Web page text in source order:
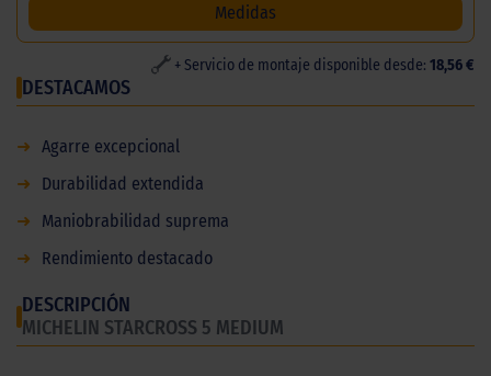
Medidas
+ Servicio de montaje disponible desde: 18,56 €
DESTACAMOS
➜ Agarre excepcional
➜
Durabilidad extendida
➜
Maniobrabilidad suprema
➜
Rendimiento destacado
DESCRIPCIÓN
MICHELIN STARCROSS 5 MEDIUM